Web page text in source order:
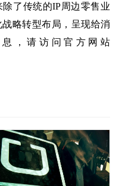
了传统的IP周边零售业
略转型布局，呈现给消
，请访问官方网站